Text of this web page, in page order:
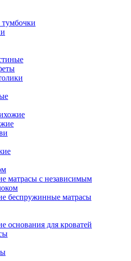
матрасы с независимым
беспружинные матрасы
основания для кроватей